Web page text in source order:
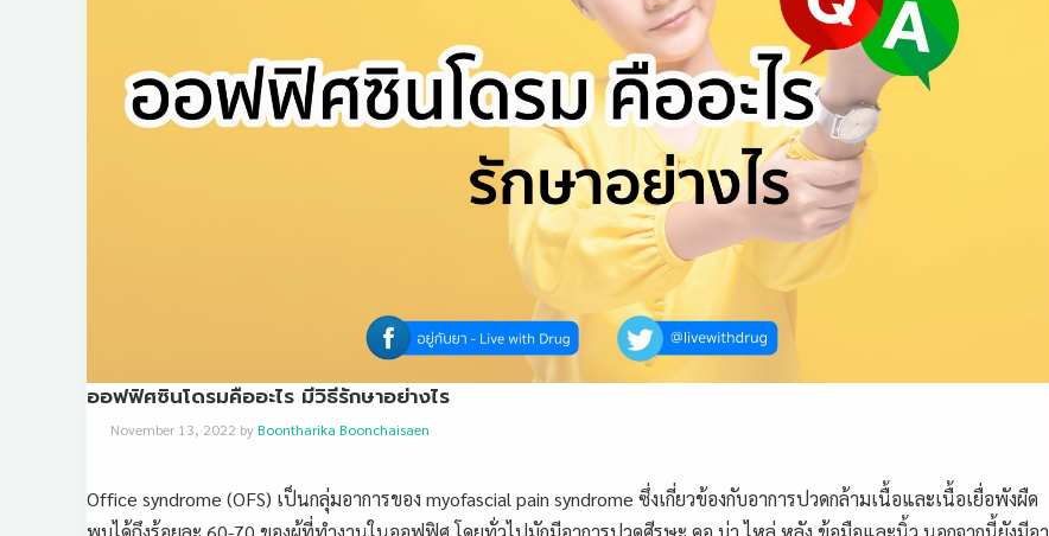
ออฟฟิศซินโดรมคืออะไร มีวิธีรักษาอย่างไร
November 13, 2022 by Boontharika Boonchaisaen
Office syndrome (OFS) เป็นกลุ่มอาการของ myofascial pain syndrome ซึ่งเกี่ยวข้องกับอาการปวดกล้ามเนื้อและเนื้อเยื่อพังผืด